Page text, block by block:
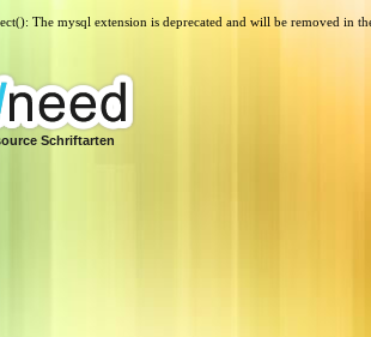
The mysql extension is deprecated and will be removed in
Schriftarten